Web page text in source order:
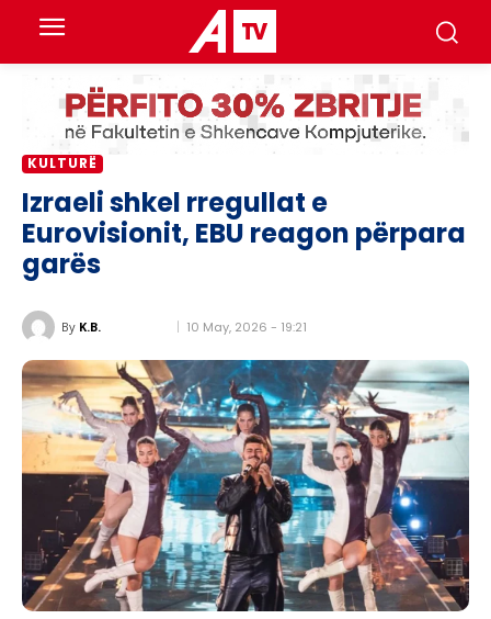
KULTURË
Izraeli shkel rregullat e
Eurovisionit, EBU reagon përpara
garës
By K.B. 10 May, 2026 - 19:21